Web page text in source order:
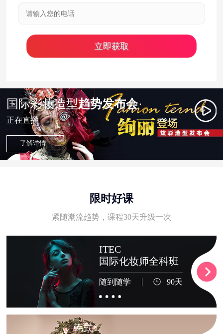
国际彩妆造型趋势发布会
正在直播
了解详情 +
限时好课
紧随潮流趋势，课程30天升级一次
ITEC
国际化妆师全科班
随到随学 90天
韩式